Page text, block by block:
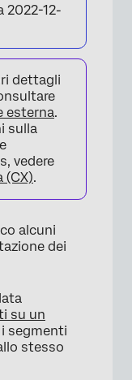
2022-12-
dettagli
esterna.
sulla
vedere
(CX).
alcuni
dei
su un
i segmenti
stesso